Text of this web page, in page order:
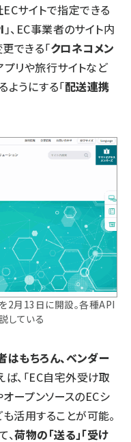
サイトで指定できる
」、EC事業者のサイト内
できる「クロネコメン
プリや旅行サイトなど
うにする「配送連携
を2月13日に開設。各種API
している
はもちろん、ベンダー
ば、「EC自宅外受け取
オープンソースのECシ
活用することが可能。
、荷物の「送る」「受け